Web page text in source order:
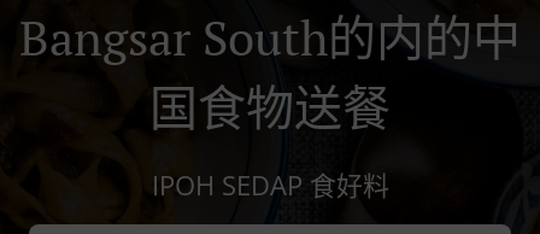
Bangsar South的内的中
国食物送餐
IPOH SEDAP 食好料